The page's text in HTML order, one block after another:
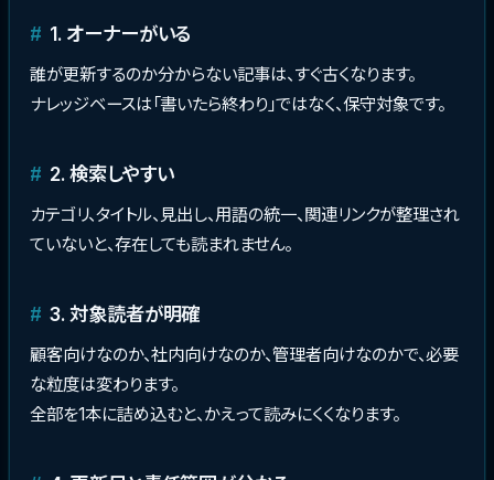
1. オーナーがいる
誰が更新するのか分からない記事は、すぐ古くなります。
ナレッジベースは「書いたら終わり」ではなく、保守対象です。
2. 検索しやすい
カテゴリ、タイトル、見出し、用語の統一、関連リンクが整理され
ていないと、存在しても読まれません。
3. 対象読者が明確
顧客向けなのか、社内向けなのか、管理者向けなのかで、必要
な粒度は変わります。
全部を1本に詰め込むと、かえって読みにくくなります。